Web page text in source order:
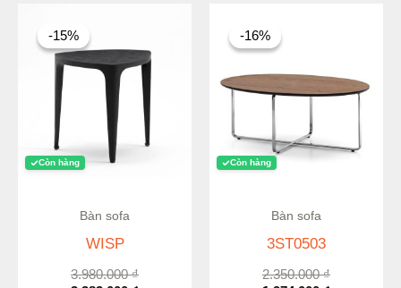
-15%
Còn hàng
-15%
Bàn sofa
WISP
3.980.000₫
là:
3.980.000 ₫.
tại
là:
3.383.000 ₫.
-16%
Còn hàng
-16%
Bàn sofa
3ST0503
2.350.000₫
1.974.000 ₫.